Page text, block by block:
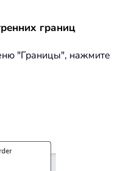
границ
"Границы", нажмите